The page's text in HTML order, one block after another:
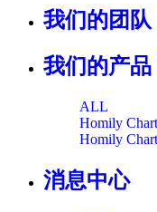
我们的团队
我们的产品
ALL
Homily
Homily
消息中心